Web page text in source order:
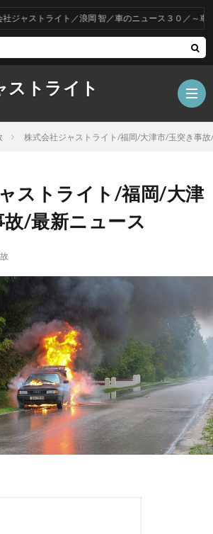
ストライト
故
運
転
ストライト／浪岡 智／車のニュース３０／～車をお
株式会社ジャストライト/福岡/大津市/玉突き事
ストライト/福岡/大津
/最新ニュース